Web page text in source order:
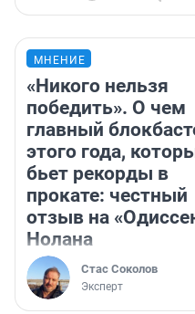
МНЕНИЕ
«Никого нельзя
победить». О чем
главный
этого года,
бьет рекорды в
прокате: честный
отзыв на
Нолана
Стас Соколов
Эксперт